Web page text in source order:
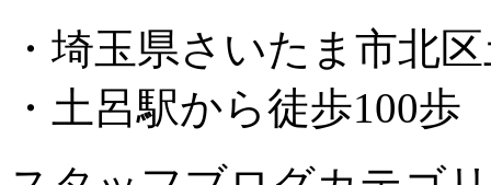
・埼玉県さいたま市北
・土呂駅から徒歩100歩